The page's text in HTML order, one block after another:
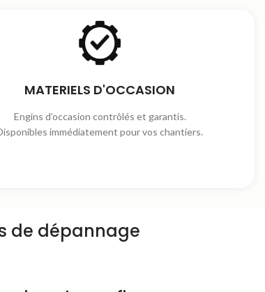
MATERIELS D'OCCASION
Engins d’occasion contrôlés et garantis.
immédiatement pour vos chantiers.
de dépannage